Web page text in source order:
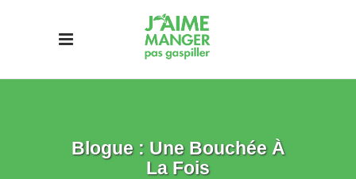
Blogue : Une Bouchée À
La Fois